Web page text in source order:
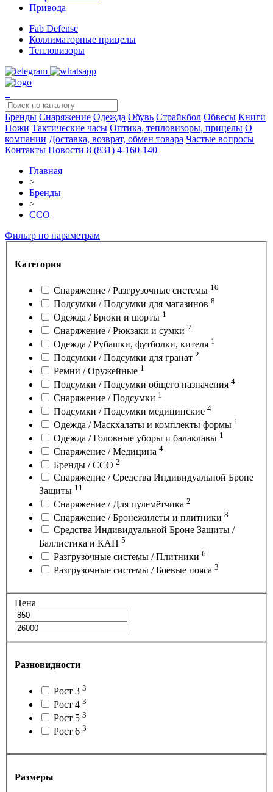
Привода
Fab Defense
Коллиматорные прицелы
Тепловизоры
Бренды Снаряжение Одежда Обувь Страйкбол Обвесы Книги
Ножи Тактические часы Оптика, тепловизоры, прицелы О
компании Доставка, возврат, обмен товара Частые вопросы
Контакты Новости 8 (831) 4-160-140
Главная
>
Бренды
>
ССО
Фильтр по параметрам
Категория
Снаряжение / Разгрузочные системы 10
Подсумки / Подсумки для магазинов 8
Одежда / Брюки и шорты 1
Снаряжение / Рюкзаки и сумки 2
Одежда / Рубашки, футболки, кителя 1
Подсумки / Подсумки для гранат 2
Ремни / Оружейные 1
Подсумки / Подсумки общего назначения 4
Снаряжение / Подсумки 1
Подсумки / Подсумки медицинские 4
Одежда / Маскхалаты и комплекты формы 1
Одежда / Головные уборы и балаклавы 1
Снаряжение / Медицина 4
Бренды / ССО 2
Снаряжение / Средства Индивидуальной Броне
Защиты 11
Снаряжение / Для пулемётчика 2
Снаряжение / Бронежилеты и плитники 8
Средства Индивидуальной Броне Защиты /
Баллистика и КАП 5
Разгрузочные системы / Плитники 6
Разгрузочные системы / Боевые пояса 3
Цена
Разновидности
Рост 3 3
Рост 4 3
Рост 5 3
Рост 6 3
Размеры